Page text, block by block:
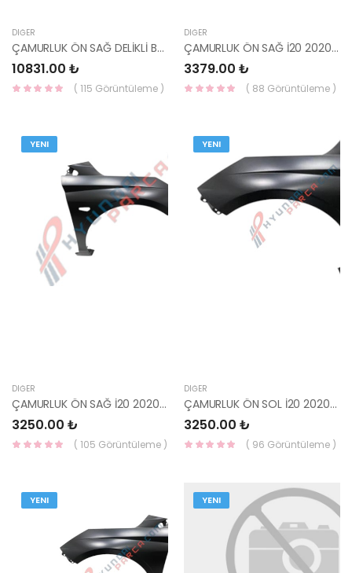
DIĞER
ÇAMURLUK ÖN SAĞ DELİKLİ BAYON 2020- 66321-Q0400-HMC
10831.00 ₺
( 115 Görüntüleme )
DIĞER
ÇAMURLUK ÖN SAĞ İ20 2020- DELİKSİZ 66321-Q0050-YS
3379.00 ₺
( 88 Görüntüleme )
YENI
DIĞER
ÇAMURLUK ÖN SAĞ İ20 2020- DELİKLİ 66321-Q0000-YS
3250.00 ₺
( 105 Görüntüleme )
YENI
DIĞER
ÇAMURLUK ÖN SOL İ20 2020- DELİKLİ 66311-Q0000-YS
3250.00 ₺
( 96 Görüntüleme )
YENI YENI